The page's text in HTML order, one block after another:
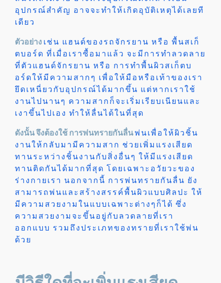
อุปกรณ์สำคัญ อาจจะทำให้เกิดอุบัติเหตุได้เลยที
เดียว
ตัวอย่าง เช่น แฮนด์ของรถจักรยาน หรือ พื้นสเก็
ตบอร์ด ที่เมื่อเราซื้อมาแล้ว จะมีการทำลวดลาย
ที่ตัวแฮนด์จักรยาน หรือ การทำพื้นผิวสเก็ตบ
อร์ดให้มีความสากๆ เพื่อให้มือหรือเท้าของเรา
ยึดเหนี่ยวกับอุปกรณ์ได้มากขึ้น แต่หากเราใช้
งานไปนานๆ ความสากก็จะเริ่มเรียบเนียนและ
เงาขึ้นไปเอง ทำให้ลื่นได้ในที่สุด
ดังนั้น จึงต้องใช้ การพ่นทรายกันลื่นพ่นเพื่อให้ผิวชิ้น
งานให้กลับมามีความสาก ช่วยเพิ่มแรงเสียด
ทานระหว่างชิ้นงานกับสิ่งอื่นๆ ให้มีแรงเสียด
ทานติดกันได้มากที่สุด โดยเฉพาะอวัยวะของ
ร่างกายเรา นอกจากนี้ การพ่นทรายกันลื่น ยัง
สามารถพ่นและสร้างสรรค์พื้นผิวแบบศิลปะ ให้
มีความสวยงามในแบบเฉพาะต่างๆก็ได้ ซึ่ง
ความสวยงามจะขึ้นอยู่กับลวดลายที่เรา
ออกแบบ รวมถึงประเภทของทรายที่เราใช้พ่น
ด้วย